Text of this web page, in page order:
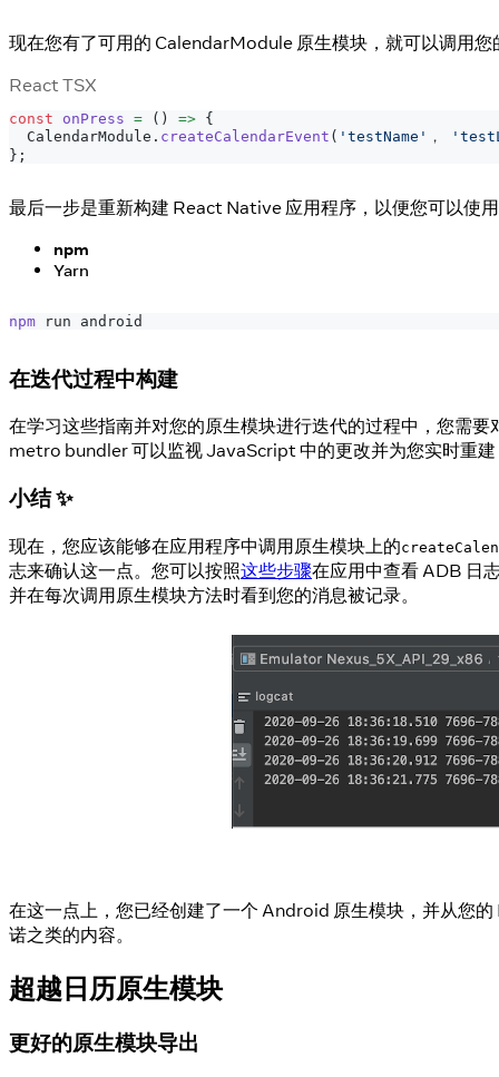
现在您有了可用的 CalendarModule 原生模块，就可以调用您
React TSX
const onPress = ( ) => {
CalendarModule . createCalendarEvent ( 'testName' ，
} ;
最后一步是重新构建 React Native 应用程序，以便您可以使
npm
Yarn
npm run android
在迭代过程中构建
在学习这些指南并对您的原生模块进行迭代的过程中，您需
metro bundler 可以监视 JavaScript 中的更改并为您实时重
小结 ✨
现在，您应该能够在应用程序中调用原生模块上的
志来确认这一点。您可以按照这些步骤在应用中查看 ADB 日
并在每次调用原生模块方法时看到您的消息被记录。
在这一点上，您已经创建了一个 Android 原生模块，并从您
诺之类的内容。
超越日历原生模块
更好的原生模块导出